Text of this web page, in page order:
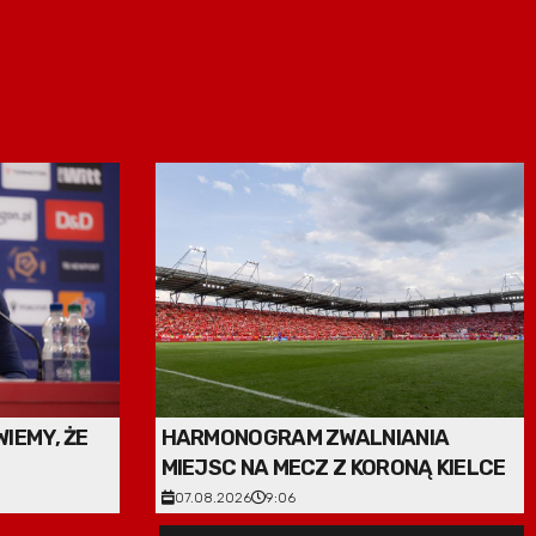
ŻE
HARMONOGRAM ZWALNIANIA
MIEJSC NA MECZ Z KORONĄ KIELCE
07.08.2026 9:06